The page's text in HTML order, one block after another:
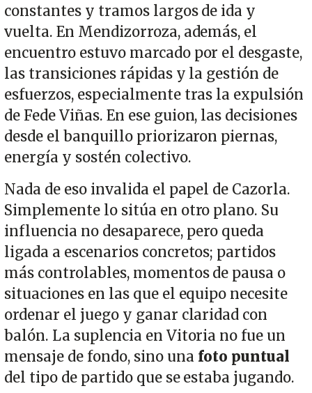
constantes y tramos largos de ida y
vuelta. En Mendizorroza, además, el
encuentro estuvo marcado por el desgaste,
las transiciones rápidas y la gestión de
esfuerzos, especialmente tras la expulsión
de Fede Viñas. En ese guion, las decisiones
desde el banquillo priorizaron piernas,
energía y sostén colectivo.
Nada de eso invalida el papel de Cazorla.
Simplemente lo sitúa en otro plano. Su
influencia no desaparece, pero queda
ligada a escenarios concretos; partidos
más controlables, momentos de pausa o
situaciones en las que el equipo necesite
ordenar el juego y ganar claridad con
balón. La suplencia en Vitoria no fue un
mensaje de fondo, sino una foto puntual
del tipo de partido que se estaba jugando.